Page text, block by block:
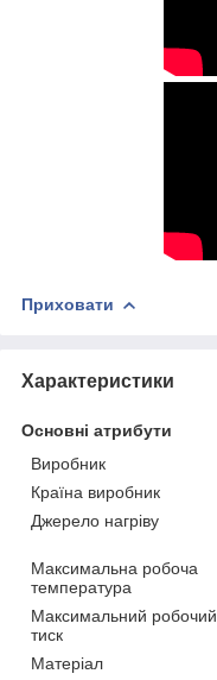
Приховати
Характеристики
Основні атрибути
Виробник
Країна виробник
Джерело нагріву
Максимальна робоча
температура
Максимальний робочий
тиск
Матеріал